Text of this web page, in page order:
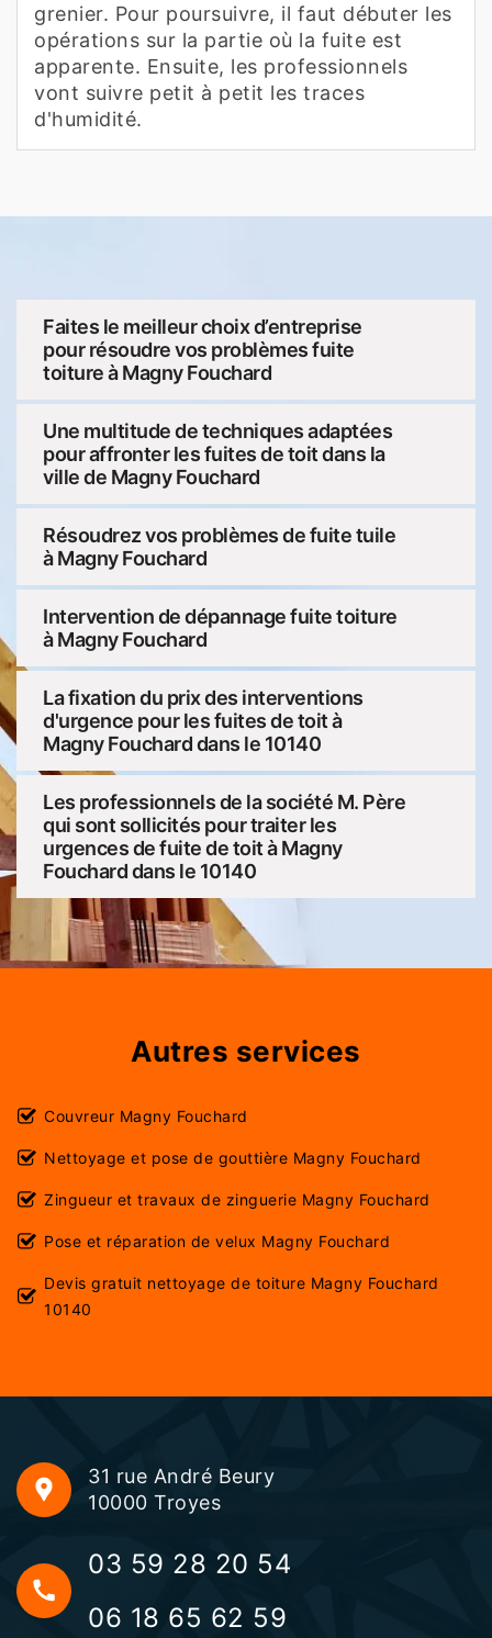
grenier. Pour poursuivre, il faut débuter les
opérations sur la partie où la fuite est
apparente. Ensuite, les professionnels
vont suivre petit à petit les traces
d'humidité.
Faites le meilleur choix d’entreprise
pour résoudre vos problèmes fuite
toiture à Magny Fouchard
Une multitude de techniques adaptées
pour affronter les fuites de toit dans la
ville de Magny Fouchard
Résoudrez vos problèmes de fuite tuile
à Magny Fouchard
Intervention de dépannage fuite toiture
à Magny Fouchard
La fixation du prix des interventions
d'urgence pour les fuites de toit à
Magny Fouchard dans le 10140
Les professionnels de la société M. Père
qui sont sollicités pour traiter les
urgences de fuite de toit à Magny
Fouchard dans le 10140
Autres services
Couvreur Magny Fouchard
Nettoyage et pose de gouttière Magny Fouchard
Zingueur et travaux de zinguerie Magny Fouchard
Pose et réparation de velux Magny Fouchard
Devis gratuit nettoyage de toiture Magny Fouchard
10140
31 rue André Beury
10000 Troyes
03 59 28 20 54
06 18 65 62 59